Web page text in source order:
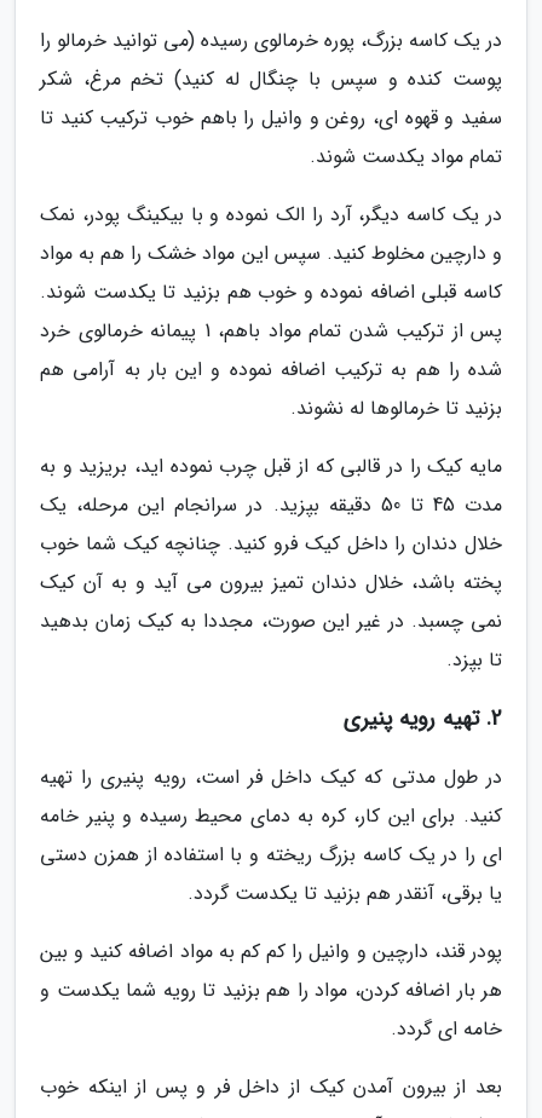
در یک کاسه بزرگ، پوره خرمالوی رسیده (می توانید خرمالو را
پوست کنده و سپس با چنگال له کنید) تخم مرغ، شکر
سفید و قهوه ای، روغن و وانیل را باهم خوب ترکیب کنید تا
تمام مواد یکدست شوند.
در یک کاسه دیگر، آرد را الک نموده و با بیکینگ پودر، نمک
و دارچین مخلوط کنید. سپس این مواد خشک را هم به مواد
کاسه قبلی اضافه نموده و خوب هم بزنید تا یکدست شوند.
پس از ترکیب شدن تمام مواد باهم، 1 پیمانه خرمالوی خرد
شده را هم به ترکیب اضافه نموده و این بار به آرامی هم
بزنید تا خرمالوها له نشوند.
مایه کیک را در قالبی که از قبل چرب نموده اید، بریزید و به
مدت 45 تا 50 دقیقه بپزید. در سرانجام این مرحله، یک
خلال دندان را داخل کیک فرو کنید. چنانچه کیک شما خوب
پخته باشد، خلال دندان تمیز بیرون می آید و به آن کیک
نمی چسبد. در غیر این صورت، مجددا به کیک زمان بدهید
تا بپزد.
2. تهیه رویه پنیری
در طول مدتی که کیک داخل فر است، رویه پنیری را تهیه
کنید. برای این کار، کره به دمای محیط رسیده و پنیر خامه
ای را در یک کاسه بزرگ ریخته و با استفاده از همزن دستی
یا برقی، آنقدر هم بزنید تا یکدست گردد.
پودر قند، دارچین و وانیل را کم کم به مواد اضافه کنید و بین
هر بار اضافه کردن، مواد را هم بزنید تا رویه شما یکدست و
خامه ای گردد.
بعد از بیرون آمدن کیک از داخل فر و پس از اینکه خوب